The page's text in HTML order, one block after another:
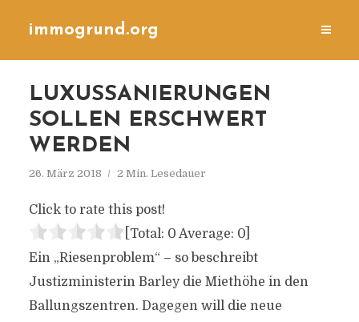
immogrund.org
LUXUSSANIERUNGEN
SOLLEN ERSCHWERT
WERDEN
26. März 2018 2 Min. Lesedauer
Click to rate this post!
[Total: 0 Average: 0]
Ein „Riesenproblem“ – so beschreibt
Justizministerin Barley die Miethöhe in den
Ballungszentren. Dagegen will die neue